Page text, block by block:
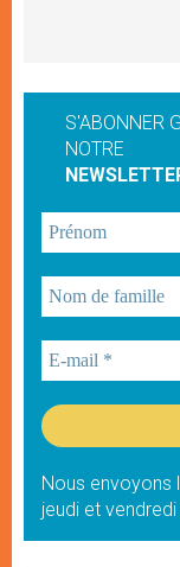
S'ABONNER
NOTRE
Nous envoyons
jeudi et vendredi